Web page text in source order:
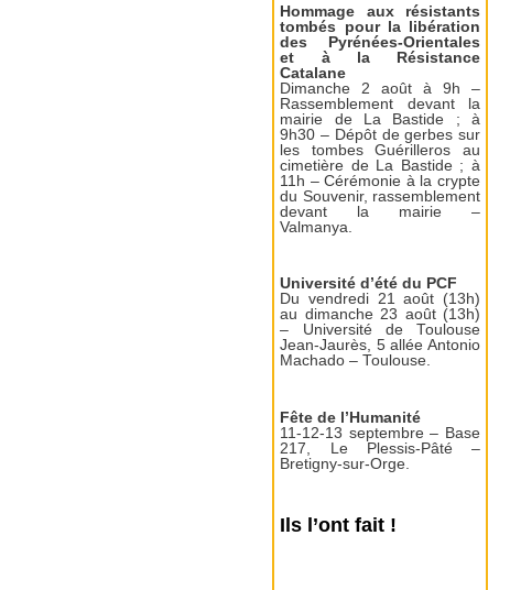
Hommage aux résistants
tombés pour la libération
des Pyrénées-Orientales
et à la Résistance
Catalane
Dimanche 2 août à 9h –
Rassemblement devant la
mairie de La Bastide ; à
9h30 – Dépôt de gerbes sur
les tombes Guérilleros au
cimetière de La Bastide ; à
11h – Cérémonie à la crypte
du Souvenir, rassemblement
devant la mairie –
Valmanya.
Université d’été du PCF
Du vendredi 21 août (13h)
au dimanche 23 août (13h)
– Université de Toulouse
Jean-Jaurès, 5 allée Antonio
Machado – Toulouse.
Fête de l’Humanité
11-12-13 septembre – Base
217, Le Plessis-Pâté –
Bretigny-sur-Orge.
Ils l’ont fait !